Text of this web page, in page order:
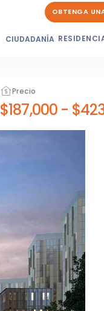
OBTENGA
CIUDADANÍA
Precio
$187,000 -